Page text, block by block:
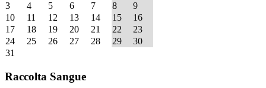
3
4 5 6 7 8
9
10
11 12 13 14 15
16
17
18 19 20 21 22
23
24
25 26 27 28 29
30
31
Raccolta Sangue